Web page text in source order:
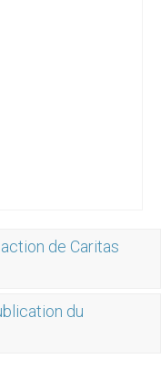
de Caritas
du